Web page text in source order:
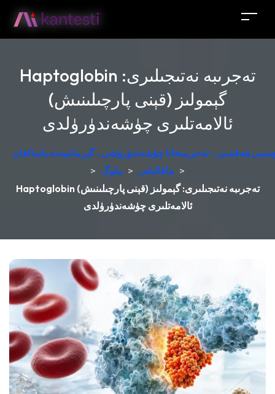
Haptoglobin تەجرىبە نەتىجىلىرى:
گېمولىز (قېنى پارچىلىنىش)
ئالامەتلىرى چۈشەندۈرۈلدى
ھەقسىز - تەجرىبىخانا چۈشەندۈرۈشى ، گېرمانىيەدە ياسالغان
> بىلوگ > ماقالىلەر >
Haptoglobin تەجرىبە نەتىجىلىرى: گېمولىز (قېنى پارچىلىنىش)
ئالامەتلىرى چۈشەندۈرۈلدى